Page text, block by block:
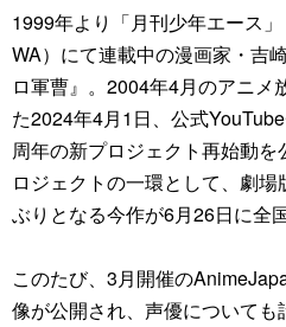
1999年より「月刊少年エース
WA）にて連載中の漫画家・吉
ロ軍曹』。2004年4月のアニメ
た2024年4月1日、公式
周年の新プロジェクト再始動
ロジェクトの一環として、劇
ぶりとなる今作が6月26日に全
このたび、3月開催の
像が公開され、声優についても